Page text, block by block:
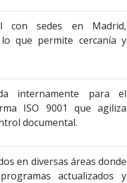
con sedes en Madrid,
que permite cercanía y
internamente para el
ISO 9001 que agiliza
documental.
en diversas áreas donde
actualizados y